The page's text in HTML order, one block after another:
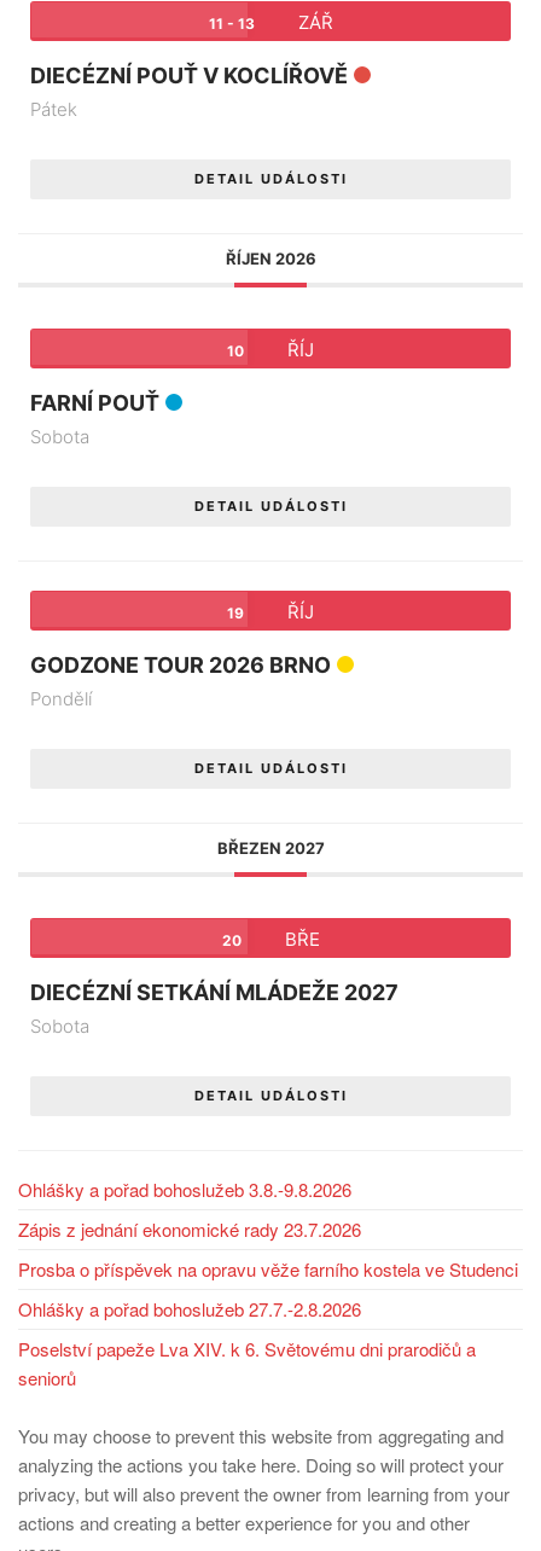
11 - 13 ZÁŘ
DIECÉZNÍ POUŤ V KOCLÍŘOVĚ
Pátek
DETAIL UDÁLOSTI
ŘÍJEN 2026
10 ŘÍJ
FARNÍ POUŤ
Sobota
DETAIL UDÁLOSTI
19 ŘÍJ
GODZONE TOUR 2026 BRNO
Pondělí
DETAIL UDÁLOSTI
BŘEZEN 2027
20 BŘE
DIECÉZNÍ SETKÁNÍ MLÁDEŽE 2027
Sobota
DETAIL UDÁLOSTI
Ohlášky a pořad bohoslužeb 3.8.-9.8.2026
Zápis z jednání ekonomické rady 23.7.2026
Prosba o příspěvek na opravu věže farního kostela ve Studenci
Ohlášky a pořad bohoslužeb 27.7.-2.8.2026
Poselství papeže Lva XIV. k 6. Světovému dni prarodičů a
seniorů
You may choose to prevent this website from aggregating and
analyzing the actions you take here. Doing so will protect your
privacy, but will also prevent the owner from learning from your
actions and creating a better experience for you and other